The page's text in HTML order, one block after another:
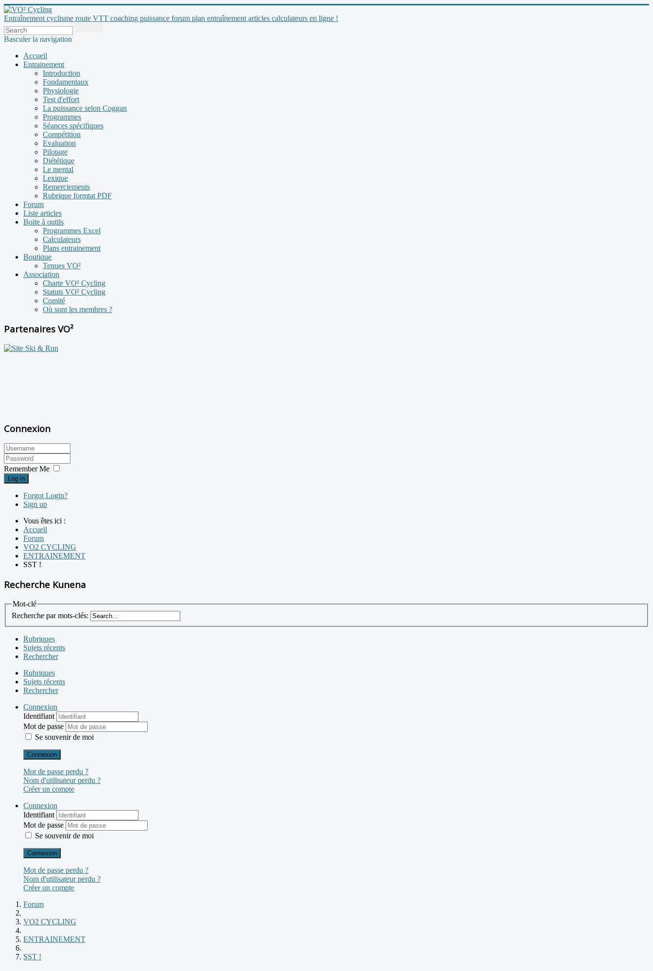
Entraînement cyclisme route VTT coaching puissance forum plan entraînement articles calculateurs en ligne !
Basculer la navigation
Accueil
Entrainement
Introduction
Fondamentaux
Physiologie
Test d'effort
La puissance selon Coggan
Programmes
Séances spécifiques
Compétition
Evaluation
Pilotage
Diététique
Le mental
Lexique
Remerciements
Rubrique formtat PDF
Forum
Liste articles
Boite à outils
Programmes Excel
Calculateurs
Plans entrainement
Boutique
Tenues VO²
Association
Charte VO² Cycling
Statuts VO² Cycling
Comité
Où sont les membres ?
Partenaires VO²
Connexion
Remember Me
Log in
Forgot Login?
Sign up
Vous êtes ici :
Accueil
Forum
VO2 CYCLING
ENTRAINEMENT
SST !
Recherche Kunena
Mot-clé
Recherche par mots-clés:
Rubriques
Sujets récents
Rechercher
Rubriques
Sujets récents
Rechercher
Connexion
Identifiant
Mot de passe
Se souvenir de moi
Connexion
Mot de passe perdu ?
Nom d'utilisateur perdu ?
Créer un compte
Connexion
Identifiant
Mot de passe
Se souvenir de moi
Connexion
Mot de passe perdu ?
Nom d'utilisateur perdu ?
Créer un compte
Forum
VO2 CYCLING
ENTRAINEMENT
SST !